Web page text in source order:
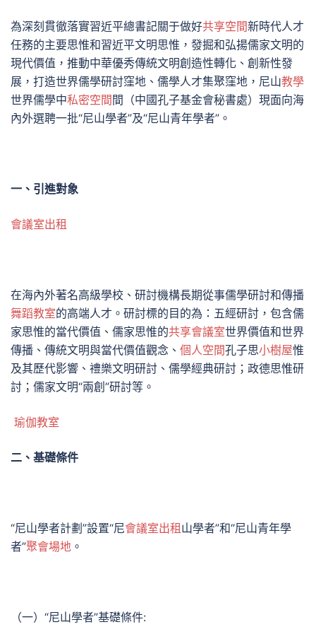
為深刻貫徹落實習近平總書記關于做好共享空間新時代人才
任務的主要思惟和習近平文明思惟，發掘和弘揚儒家文明的
現代價值，推動中華優秀傳統文明創造性轉化、創新性發
展，打造世界儒學研討窪地、儒學人才集聚窪地，尼山教學
世界儒學中私密空間 間（中國孔子基金會秘書處）現面向海
內外選聘一批“尼山學者”及“尼山青年學者”。
一、引進對象
會議室出租
在海內外著名高級學校、研討機構長期從事儒學研討和傳播
舞蹈教室的高端人才。研討標的目的為：五經研討，包含儒
家思惟的當代價值、儒家思惟的共享會議室世界價值和世界
傳播、傳統文明與當代價值觀念、 個人空間孔子思小樹屋惟
及其歷代影響、禮樂文明研討、儒學經典研討；政德思惟研
討；儒家文明“兩創”研討等。
瑜伽教室
二、基礎條件
“尼山學者計劃”設置“尼會議室出租 山學者”和“尼山青年學
者”聚會場地 。
（一）“尼山學者”基礎條件: